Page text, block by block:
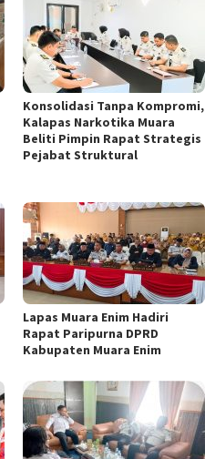
Konsolidasi Tanpa Kompromi,
Kalapas Narkotika Muara
Beliti Pimpin Rapat Strategis
Pejabat Struktural
Lapas Muara Enim Hadiri
Rapat Paripurna DPRD
Kabupaten Muara Enim